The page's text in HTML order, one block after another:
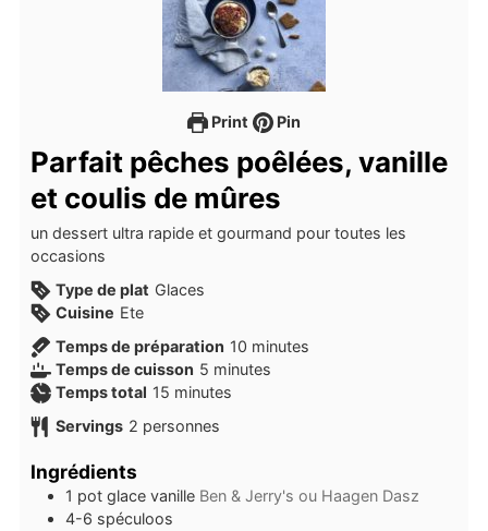
Print Pin
Parfait pêches poêlées, vanille
et coulis de mûres
un dessert ultra rapide et gourmand pour toutes les
occasions
Type de plat Glaces
Cuisine Ete
Temps de préparation 10 minutes
minutes
Temps de cuisson 5 minutes
minutes
Temps total 15 minutes
minutes
Servings 2 personnes
Ingrédients
1 pot glace vanille Ben & Jerry's ou Haagen Dasz
4-6 spéculoos